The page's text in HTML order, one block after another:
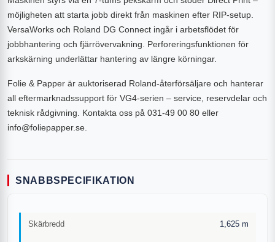
möjligheten att starta jobb direkt från maskinen efter RIP-setup.
VersaWorks och Roland DG Connect ingår i arbetsflödet för
jobbhantering och fjärrövervakning. Perforeringsfunktionen för
arkskärning underlättar hantering av längre körningar.
Folie & Papper är auktoriserad Roland-återförsäljare och hanterar
all eftermarknadssupport för VG4-serien – service, reservdelar och
teknisk rådgivning. Kontakta oss på 031-49 00 80 eller
info@foliepapper.se.
SNABBSPECIFIKATION
Skärbredd 1,625 m